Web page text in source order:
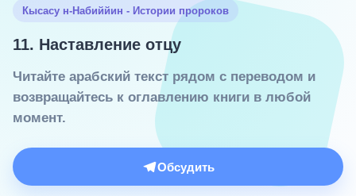
Кысасу н-Набиййин - Истории пророков
11. Наставление отцу
Читайте арабский текст рядом с переводом и
возвращайтесь к оглавлению книги в любой
момент.
Обсудить